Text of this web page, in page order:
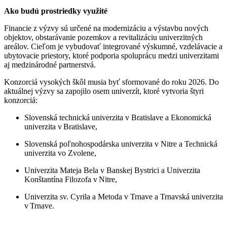
Ako budú prostriedky využité
Financie z výzvy sú určené na modernizáciu a výstavbu nových
objektov, obstarávanie pozemkov a revitalizáciu univerzitných
areálov. Cieľom je vybudovať integrované výskumné, vzdelávacie a
ubytovacie priestory, ktoré podporia spoluprácu medzi univerzitami
aj medzinárodné partnerstvá.
Konzorciá vysokých škôl musia byť sformované do roku 2026. Do
aktuálnej výzvy sa zapojilo osem univerzít, ktoré vytvoria štyri
konzorciá:
Slovenská technická univerzita v Bratislave a Ekonomická
univerzita v Bratislave,
Slovenská poľnohospodárska univerzita v Nitre a Technická
univerzita vo Zvolene,
Univerzita Mateja Bela v Banskej Bystrici a Univerzita
Konštantína Filozofa v Nitre,
Univerzita sv. Cyrila a Metoda v Trnave a Trnavská univerzita
v Trnave.